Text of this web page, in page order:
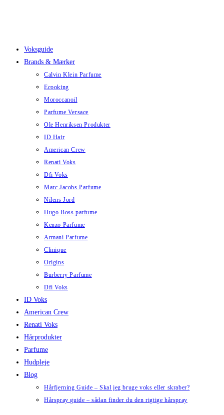
Voksguide
Brands & Mærker
Calvin Klein Parfume
Ecooking
Moroccanoil
Parfume Versace
Ole Henriksen Produkter
ID Hair
American Crew
Renati Voks
Dfi Voks
Marc Jacobs Parfume
Nilens Jord
Hugo Boss parfume
Kenzo Parfume
Armani Parfume
Clinique
Origins
Burberry Parfume
Dfi Voks
ID Voks
American Crew
Renati Voks
Hårprodukter
Parfume
Hudpleje
Blog
Hårfjerning Guide – Skal jeg bruge voks eller skraber?
Hårspray guide – sådan finder du den rigtige hårspray